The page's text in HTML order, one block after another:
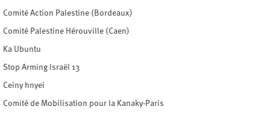
Comité Action Palestine (Bordeaux)
Comité Palestine Hérouville (Caen)
Ka Ubuntu
Stop Arming Israël 13
Ceiny hnyei
Comité de Mobilisation pour la Kanaky-Paris